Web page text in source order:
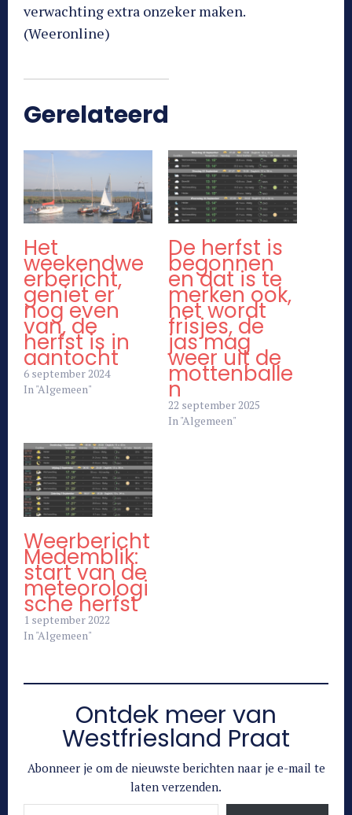
verwachting extra onzeker maken.
(Weeronline)
Gerelateerd
Het
weekendwe
erbericht,
geniet er
nog even
van, de
herfst is in
aantocht
6 september 2024
In "Algemeen"
De herfst is
begonnen
en dat is te
merken ook,
het wordt
frisjes, de
jas mag
weer uit de
mottenballe
n
22 september 2025
In "Algemeen"
Weerbericht
Medemblik:
start van de
meteorologi
sche herfst
1 september 2022
In "Algemeen"
Ontdek meer van
Westfriesland Praat
Abonneer je om de nieuwste berichten naar je e-mail te
laten verzenden.
Typ je e-mail...